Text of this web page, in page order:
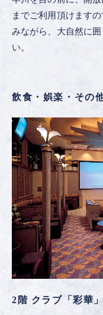
までご利用頂けます
みながら、大自然に
い。
飲食・娯楽・その
2階 クラブ「彩華」